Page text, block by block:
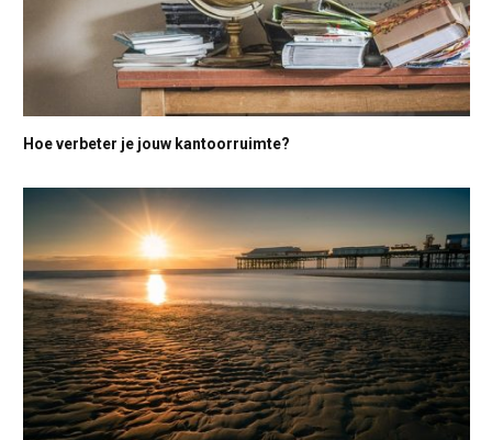
Hoe verbeter je jouw kantoorruimte?